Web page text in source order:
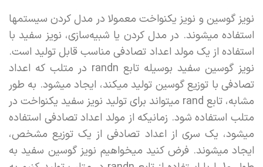
نویز گوسین و نویز یکنواخت معمولا در مدل کردن سیستمها
استفاده میشوند. در مدل کردن یا شبیه‌سازی، نویز سفید با
استفاده از یک مولد اعداد تصادفی مناسب قابل تولید است.
نویز گوسین سفید بوسیله تابع randn در متلب که اعداد
تصادفی با توزیع گوسین تولید میکند، ایجاد میشود. به طور
مشابه، تابع rand میتواند برای تولید نویز سفید یکنواخت در
متلب استفاده شود. زمانیکه از مولد اعداد تصادفی استفاده
میشود، یک سری از اعداد تصادفی از یک توزیع مشخص،
ایجاد میشوند. فرض کنید میخواهیم نویز گوسین سفید به